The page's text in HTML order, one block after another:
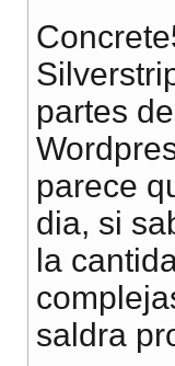
partes
parece
dia, si
la
saldra